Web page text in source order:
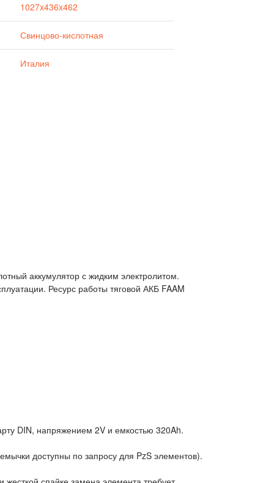
1027x436x462
Свинцово-кислотная
Италия
аккумулятор с жидким электролитом.
Ресурс работы тяговой АКБ FAAM
DIN, напряжением 2V и емкостью 320Ah.
доступны по запросу для PzS элементов).